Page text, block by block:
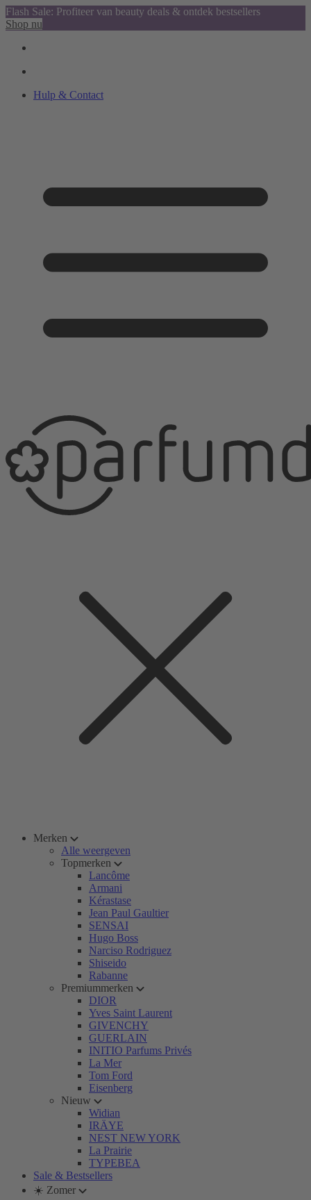
Flash Sale: Profiteer van beauty deals & ontdek bestsellers
Shop nu
Hulp & Contact
Merken
Alle weergeven
Topmerken
Lancôme
Armani
Kérastase
Jean Paul Gaultier
SENSAI
Hugo Boss
Narciso Rodriguez
Shiseido
Rabanne
Premiummerken
DIOR
Yves Saint Laurent
GIVENCHY
GUERLAIN
INITIO Parfums Privés
La Mer
Tom Ford
Eisenberg
Nieuw
Widian
IRÄYE
NEST NEW YORK
La Prairie
TYPEBEA
Sale & Bestsellers
☀️ Zomer